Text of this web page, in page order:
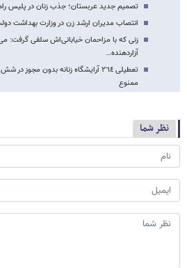
تصمیم جدید عربستان؛ جذب زنان در پلیس
انتصاب مدیران ارشد زن در وزارت بهداشت
زنی که با مزاحمان خیابانی‌اش سلفی گرفت:
آزاردهنده…
تعطیلی ٢٦٤ آرایشگاه زنانه بدون
ممنوع
نظر شما